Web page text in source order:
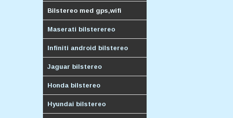
Bilstereo med gps,wifi
Maserati bilsterereo
Infiniti android bilstereo
Jaguar bilstereo
Honda bilstereo
Hyundai bilstereo